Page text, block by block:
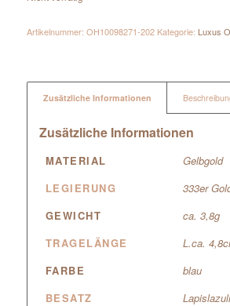
Artikelnummer: OH10098271-202 Kategorie: Luxus
Zusätzliche Informationen
Zusätzliche Informationen
MATERIAL
Gelbgold
LEGIERUNG
333er
GEWICHT
ca. 3,8g
TRAGELÄNGE
L.ca.
FARBE
blau
BESATZ
Lapislazuli